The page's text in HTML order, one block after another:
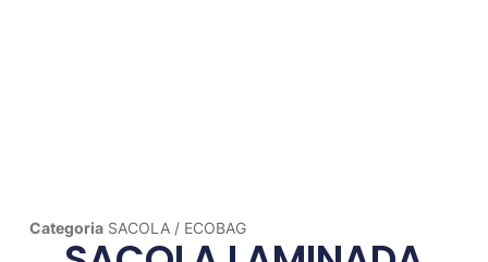
Categoria SACOLA / ECOBAG